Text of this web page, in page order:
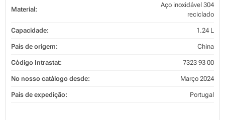
Material:
Aço inoxidável 304
reciclado
Capacidade: 1.24 L
País de origem: China
Código Intrastat: 7323 93 00
No nosso catálogo desde: Março 2024
País de expedição: Portugal